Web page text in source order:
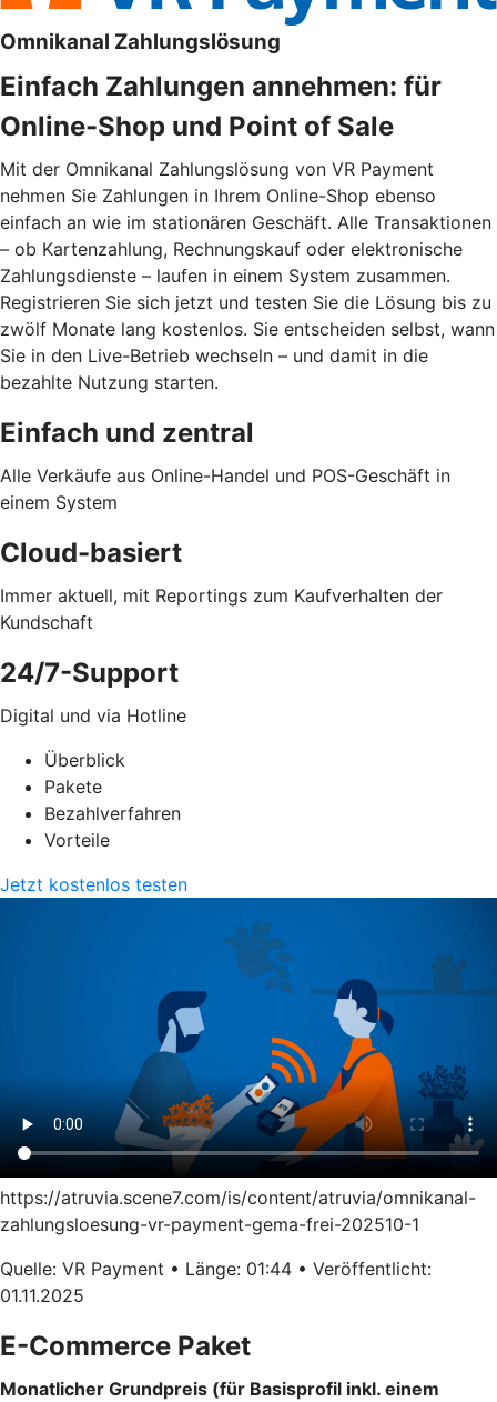
Omnikanal Zahlungslösung
Einfach Zahlungen annehmen: für
Online-Shop und Point of Sale
Mit der Omnikanal Zahlungslösung von VR Payment
nehmen Sie Zahlungen in Ihrem Online-Shop ebenso
einfach an wie im stationären Geschäft. Alle Transaktionen
– ob Kartenzahlung, Rechnungskauf oder elektronische
Zahlungsdienste – laufen in einem System zusammen.
Registrieren Sie sich jetzt und testen Sie die Lösung bis zu
zwölf Monate lang kostenlos. Sie entscheiden selbst, wann
Sie in den Live-Betrieb wechseln – und damit in die
bezahlte Nutzung starten.
Einfach und zentral
Alle Verkäufe aus Online-Handel und POS-Geschäft in
einem System
Cloud-basiert
Immer aktuell, mit Reportings zum Kaufverhalten der
Kundschaft
24/7-Support
Digital und via Hotline
Überblick
Pakete
Bezahlverfahren
Vorteile
Jetzt kostenlos testen
https://atruvia.scene7.com/is/content/atruvia/omnikanal-
zahlungsloesung-vr-payment-gema-frei-202510-1
Quelle: VR Payment • Länge: 01:44 • Veröffentlicht:
01.11.2025
E-Commerce Paket
Monatlicher Grundpreis (für Basisprofil inkl. einem